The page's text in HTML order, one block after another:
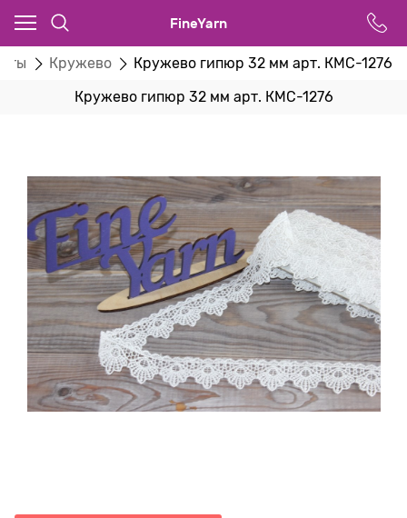
FineYarn
Кружево Кружево гипюр 32 мм арт. КМС-1276
Кружево гипюр 32 мм арт. КМС-1276